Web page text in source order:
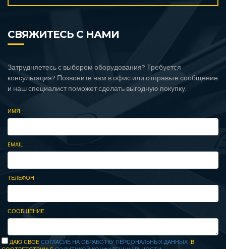
СВЯЖИТЕСЬ С НАМИ
Затрудняетесь с выбором оборудования? Требуется
консультация? Позвоните нам в офис или отправьте сообщение
и наш специалист поможет сделать выгодную покупку.
ИМЯ
EMAIL
ТЕЛЕФОН
СООБЩЕНИЕ
ДАЮ СВОЕСОГЛАСИЕ НА ОБРАБОТКУ ПЕРСОНАЛЬНЫХ ДАННЫХ В